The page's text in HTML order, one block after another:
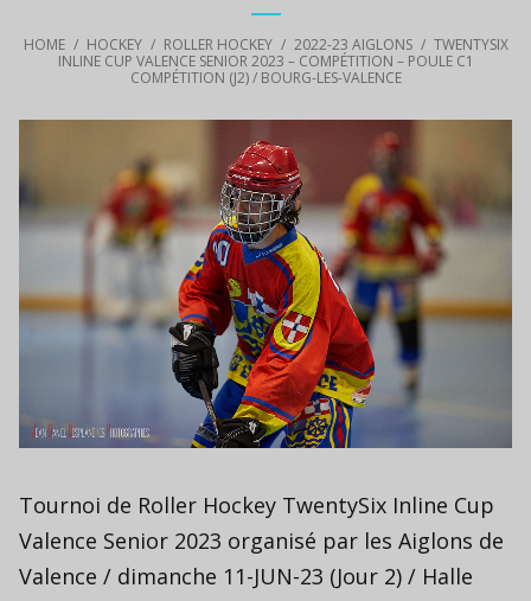
HOME / HOCKEY / ROLLER HOCKEY / 2022-23 AIGLONS / TWENTYSIX
INLINE CUP VALENCE SENIOR 2023 – COMPÉTITION – POULE C1
COMPÉTITION (J2) / BOURG-LES-VALENCE
Tournoi de Roller Hockey TwentySix Inline Cup
Valence Senior 2023 organisé par les Aiglons de
Valence / dimanche 11-JUN-23 (Jour 2) / Halle